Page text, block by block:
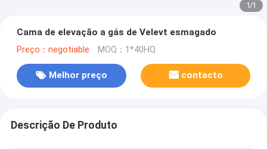
1/1
Cama de elevação a gás de Velevt esmagado
Preço：negotiable MOQ：1*40HQ
Melhor preço contacto
Descrição De Produto